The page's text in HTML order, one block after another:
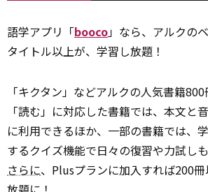
語学アプリ「booco」なら、アルクの
タイトル以上が、学習し放題！
「キクタン」などアルクの人気書籍800
「読む」に対応した書籍では、本文と
に利用できるほか、一部の書籍では、
するクイズ機能で日々の復習や力試しも
さらに、Plusプランに加入すれば200